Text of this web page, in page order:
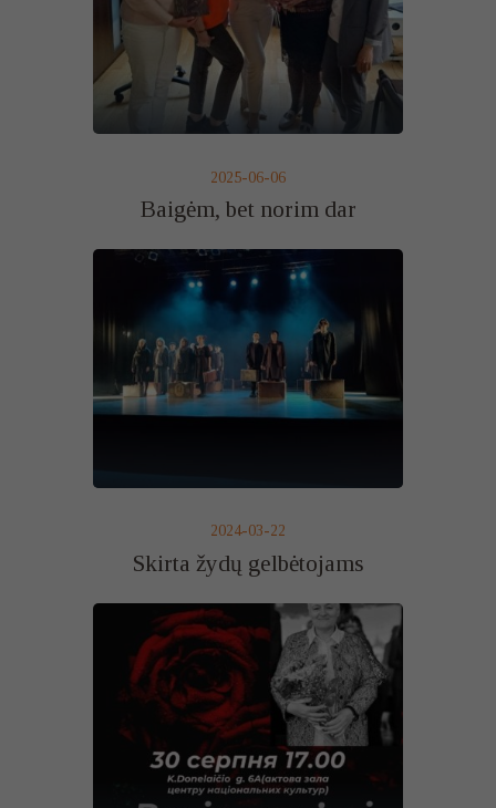
2025-06-06
Baigėm, bet norim dar
2024-03-22
Skirta žydų gelbėtojams